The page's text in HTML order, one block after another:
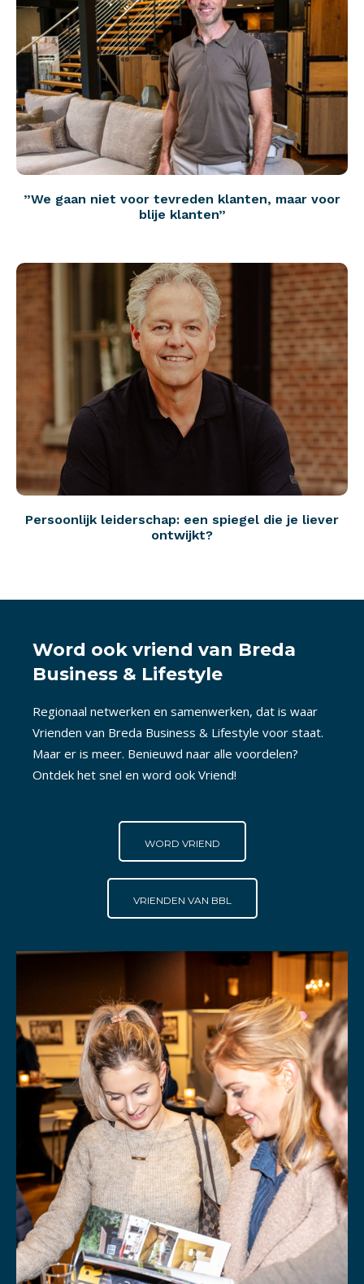
”We gaan niet voor tevreden klanten, maar voor
blije klanten”
Persoonlijk leiderschap: een spiegel die je liever
ontwijkt?
Word ook vriend van Breda
Business & Lifestyle
Regionaal netwerken en samenwerken, dat is waar
Vrienden van Breda Business & Lifestyle voor staat.
Maar er is meer. Benieuwd naar alle voordelen?
Ontdek het snel en word ook Vriend!
WORD VRIEND
VRIENDEN VAN BBL